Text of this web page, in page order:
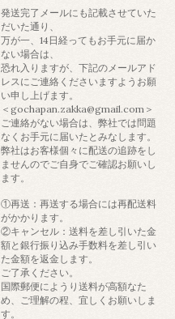
発送完了メールにも記載させていた
だいた通り、
万が一、14日経ってもお手元に届か
ない場合は、
恐れ入りますが、下記のメールアド
レスにご連絡くださいますようお願
い申し上げます。
＜gochapan.zakka@gmail.com＞
ご連絡がない場合は、弊社では問題
なくお手元に届いたとみなします。
弊社はお客様個々に配送の追跡をし
ませんのでご自身でご確認お願いし
ます。
①再送：再送する場合には再配送料
がかかります。
②キャンセル：送料を差し引いた金
額と銀行振り込み手数料を差し引い
た金額を返金します。
ご了承ください。
国際郵便にようり送料が高額なた
め、ご理解の程、宜しくお願いしま
す。